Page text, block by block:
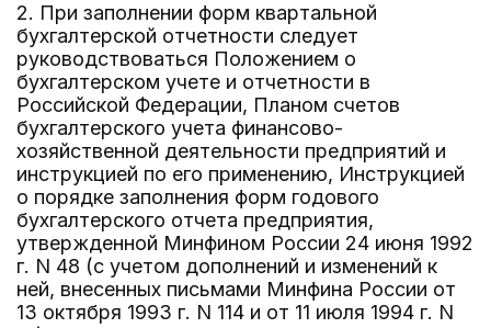
2. При заполнении форм квартальной
бухгалтерской отчетности следует
руководствоваться Положением о
бухгалтерском учете и отчетности в
Российской Федерации, Планом счетов
бухгалтерского учета финансово-
хозяйственной деятельности предприятий и
инструкцией по его применению, Инструкцией
о порядке заполнения форм годового
бухгалтерского отчета предприятия,
утвержденной Минфином России 24 июня 1992
г. N 48 (с учетом дополнений и изменений к
ней, внесенных письмами Минфина России от
13 октября 1993 г. N 114 и от 11 июля 1994 г. N